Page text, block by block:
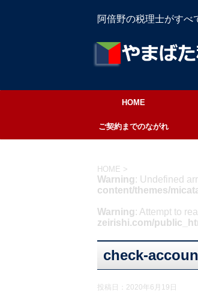
阿倍野の税理士がすべ
HOME
ご契約までのながれ
HOME >
Warning: Undefined
content/themes/
Warning: Attempt to
zeirishi.com/
check-
投稿日： 2020年6月19日